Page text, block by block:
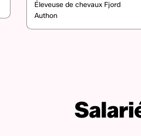
Éleveuse de chevaux Fjord
Authon